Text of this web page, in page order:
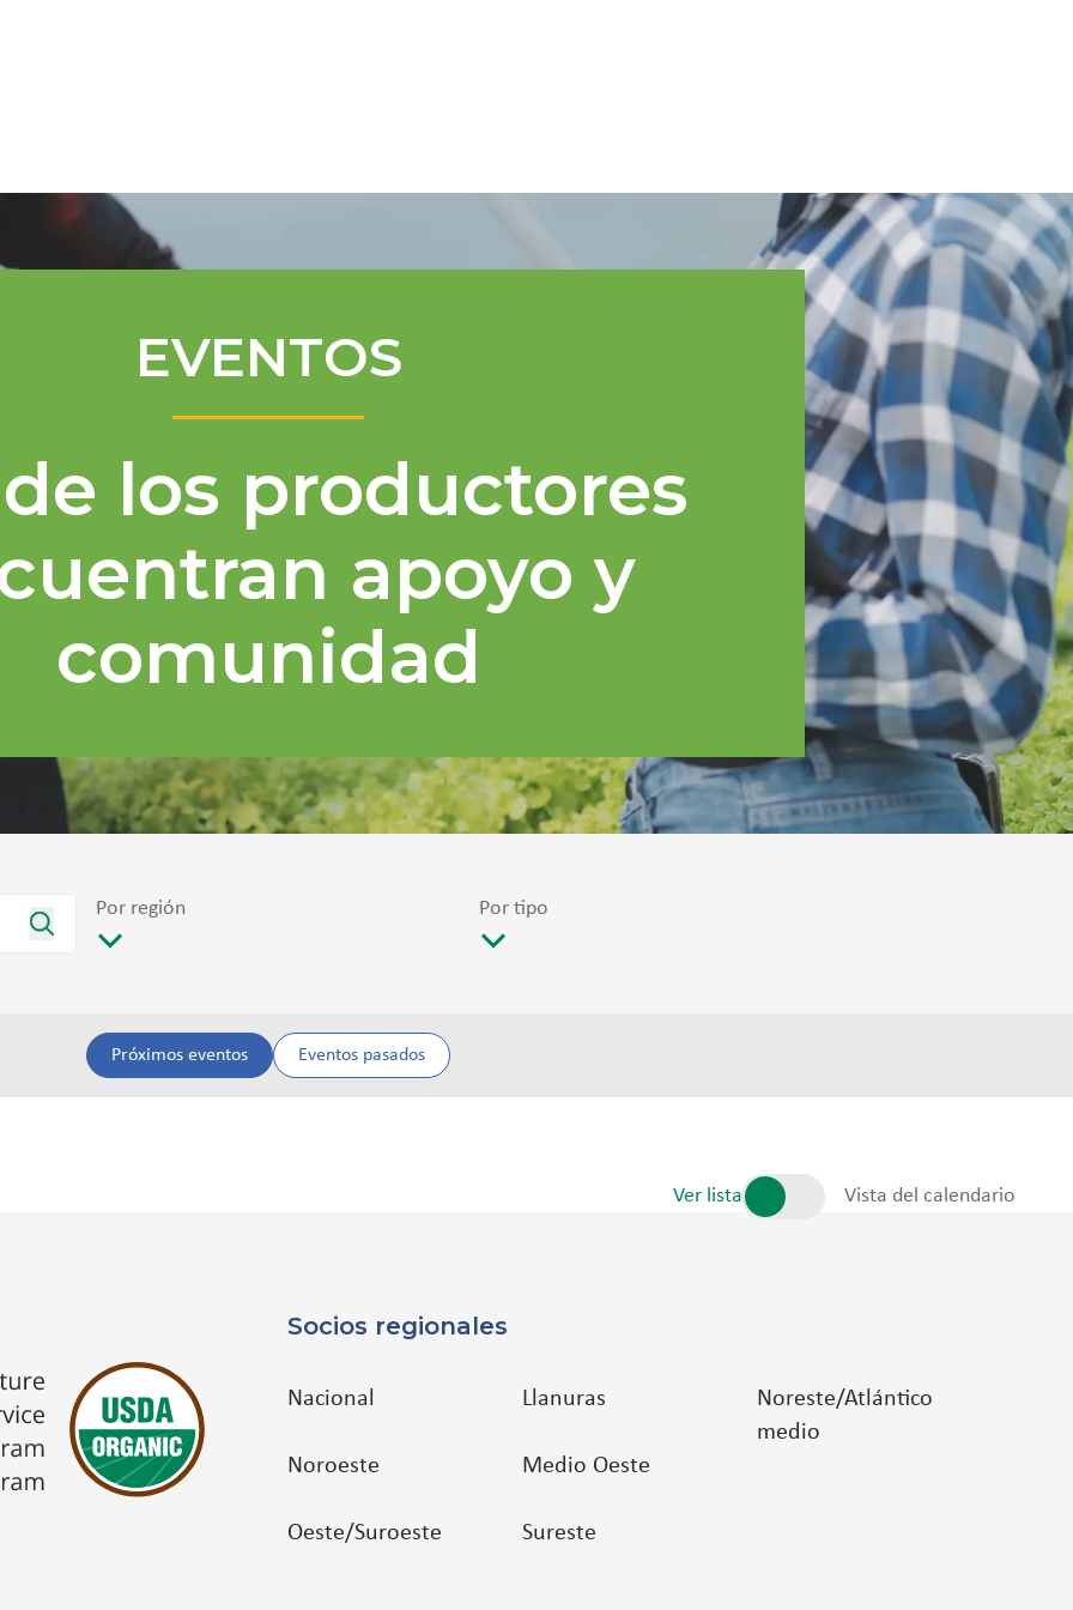
EVENTOS
los productores
apoyo y
comunidad
Por región Por tipo
Próximos eventos Eventos pasados
Ver lista Vista del calendario
Socios regionales
Nacional
Noroeste
Oeste/Suroeste
Llanuras
Medio Oeste
Sureste
Noreste/Atlántico
medio